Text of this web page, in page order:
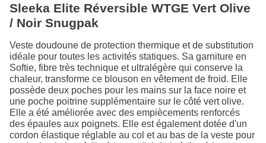
Sleeka Elite Réversible WTGE Vert Olive
/ Noir Snugpak
Veste doudoune de protection thermique et de substitution
idéale pour toutes les activités statiques. Sa garniture en
Softie, fibre très technique et ultralégère qui conserve la
chaleur, transforme ce blouson en vêtement de froid. Elle
possède deux poches pour les mains sur la face noire et
une poche poitrine supplémentaire sur le côté vert olive.
Elle a été améliorée avec des empiècements renforcés
des épaules aux poignets. Elle est également dotée d'un
cordon élastique réglable au col et au bas de la veste pour